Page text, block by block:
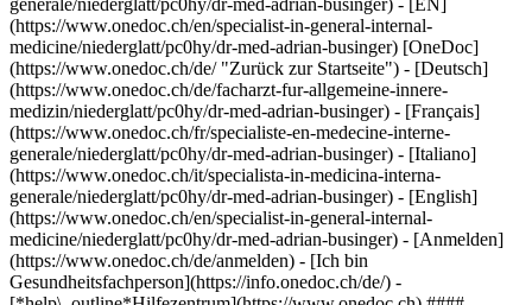
generale/niederglatt/pc0hy/dr-med-adrian-businger) - [EN]
(https://www.onedoc.ch/en/specialist-in-general-internal-
medicine/niederglatt/pc0hy/dr-med-adrian-businger) [OneDoc]
(https://www.onedoc.ch/de/ "Zurück zur Startseite") - [Deutsch]
(https://www.onedoc.ch/de/facharzt-fur-allgemeine-innere-
medizin/niederglatt/pc0hy/dr-med-adrian-businger) - [Français]
(https://www.onedoc.ch/fr/specialiste-en-medecine-interne-
generale/niederglatt/pc0hy/dr-med-adrian-businger) - [Italiano]
(https://www.onedoc.ch/it/specialista-in-medicina-interna-
generale/niederglatt/pc0hy/dr-med-adrian-businger) - [English]
(https://www.onedoc.ch/en/specialist-in-general-internal-
medicine/niederglatt/pc0hy/dr-med-adrian-businger) - [Anmelden]
(https://www.onedoc.ch/de/anmelden) - [Ich bin
Gesundheitsfachperson](https://info.onedoc.ch/de/) -